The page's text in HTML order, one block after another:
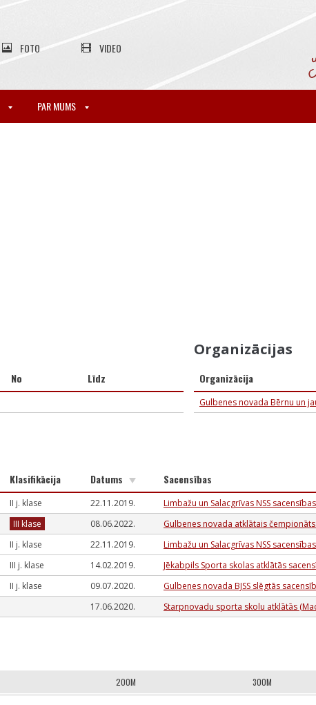
FOTO VIDEO
PAR MUMS
No Līdz
Organizācijas
Organizācija
Gulbenes novada Bērnu un
Klasifikācija Datums Sacensības
II j. klase 22.11.2019.
Limbažu un Salacgrīvas NSS
III klase 08.06.2022.
Gulbenes novada atklātais
II j. klase 22.11.2019.
Limbažu un Salacgrīvas NSS
III j. klase 14.02.2019.
Jēkabpils Sporta skolas atklātās
II j. klase 09.07.2020.
Gulbenes novada BJSS slēgtās
17.06.2020. Starpnovadu sporta skolu atklātās
200M 300M